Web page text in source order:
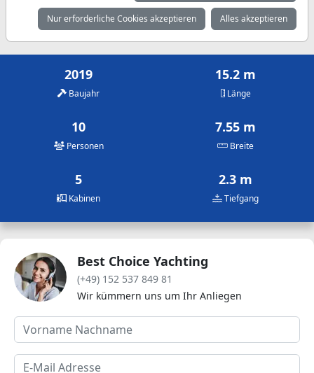
August
3.000 €
September
3.000 €
Oktober
2.725 €
2019
Baujahr
15.2 m
Länge
10
Personen
7.55 m
Breite
5
Kabinen
2.3 m
Tiefgang
Best Choice Yachting
(+49) 152 537 849 81
Wir kümmern uns um Ihr Anliegen
Nur erforderliche Cookies akzeptieren Alles akzeptieren